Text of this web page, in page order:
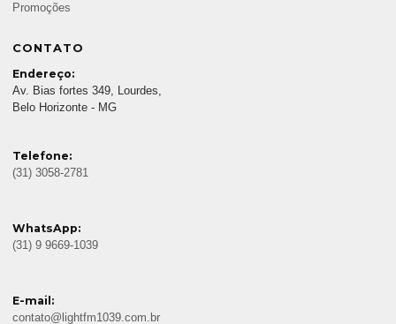
Promoções
CONTATO
Endereço:
Av. Bias fortes 349, Lourdes,
Belo Horizonte - MG
Telefone:
(31) 3058-2781
WhatsApp:
(31) 9 9669-1039
E-mail:
contato@lightfm1039.com.br